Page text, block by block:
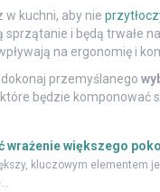
w kuchni, aby nie
sprzątanie i będą trwałe
na ergonomię i
przemyślanego
będzie komponować
wrażenie większego
kluczowym elementem